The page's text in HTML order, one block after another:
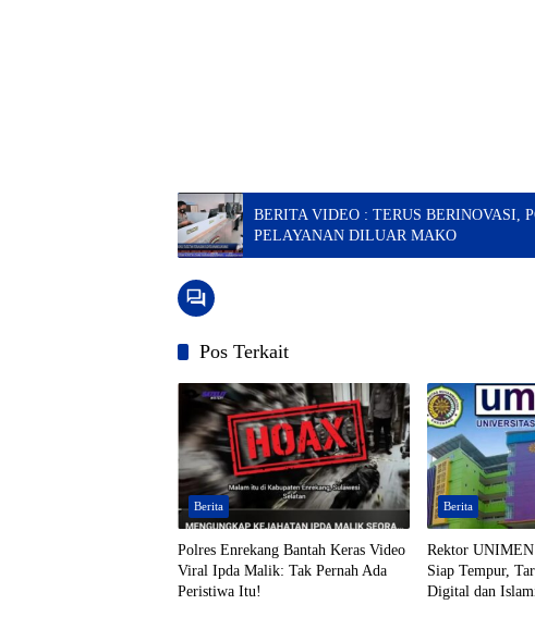
BERITA VIDEO : TERUS BERINOVASI,
PELAYANAN DILUAR MAKO
Pos Terkait
Berita
Polres Enrekang Bantah Keras Video
Viral Ipda Malik: Tak Pernah Ada
Peristiwa Itu!
Berita
Rektor
Siap Tempur,
Digital dan